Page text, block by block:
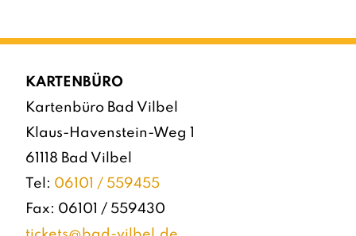
KARTENBÜRO
Kartenbüro Bad Vilbel
Klaus-Havenstein-Weg 1
61118 Bad Vilbel
Tel: 06101 / 559455
Fax: 06101 / 559430